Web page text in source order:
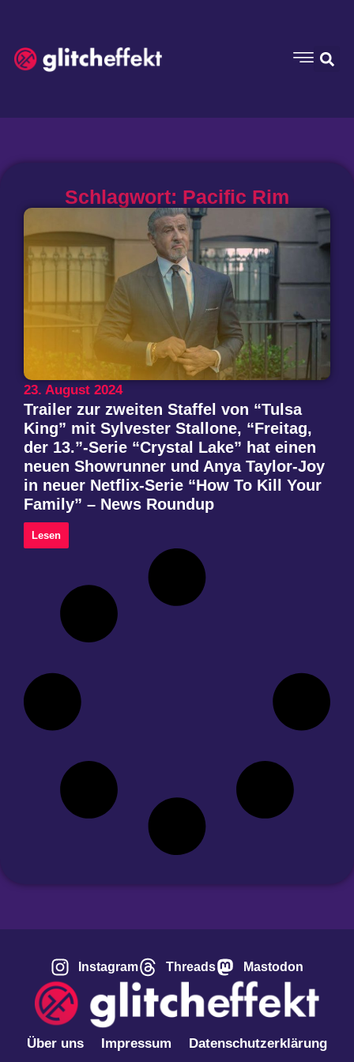
Schlagwort: Pacific Rim
23. August 2024
Trailer zur zweiten Staffel von “Tulsa
King” mit Sylvester Stallone, “Freitag,
der 13.”-Serie “Crystal Lake” hat einen
neuen Showrunner und Anya Taylor-Joy
in neuer Netflix-Serie “How To Kill Your
Family” – News Roundup
Lesen
Instagram Threads Mastodon
Über uns Impressum Datenschutzerklärung